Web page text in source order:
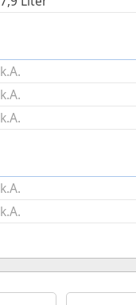
k.A.
k.A.
k.A.
k.A.
k.A.